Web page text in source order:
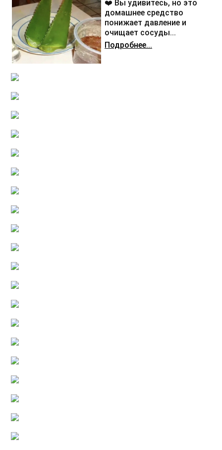
❤️ Вы удивитесь, но это
домашнее средство
понижает давление и
очищает сосуды...
Подробнее...